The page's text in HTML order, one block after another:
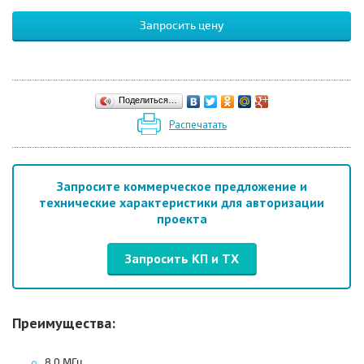
Запросить цену
Поделиться…
Распечатать
Запросите коммерческое предложение и
технические характеристики для авторизации
проекта
Запросить КП и ТХ
Преимущества: